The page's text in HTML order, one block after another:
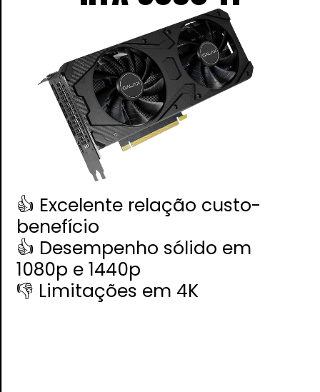
👍 Excelente relação custo-
benefício
👍 Desempenho sólido em
1080p e 1440p
👎 Limitações em 4K